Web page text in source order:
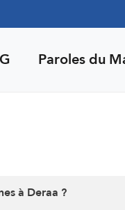
Paroles du
à Deraa ?